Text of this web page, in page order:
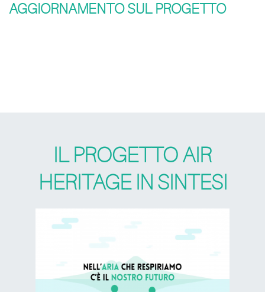
AGGIORNAMENTO SUL PROGETTO
IL PROGETTO AIR
HERITAGE IN SINTESI